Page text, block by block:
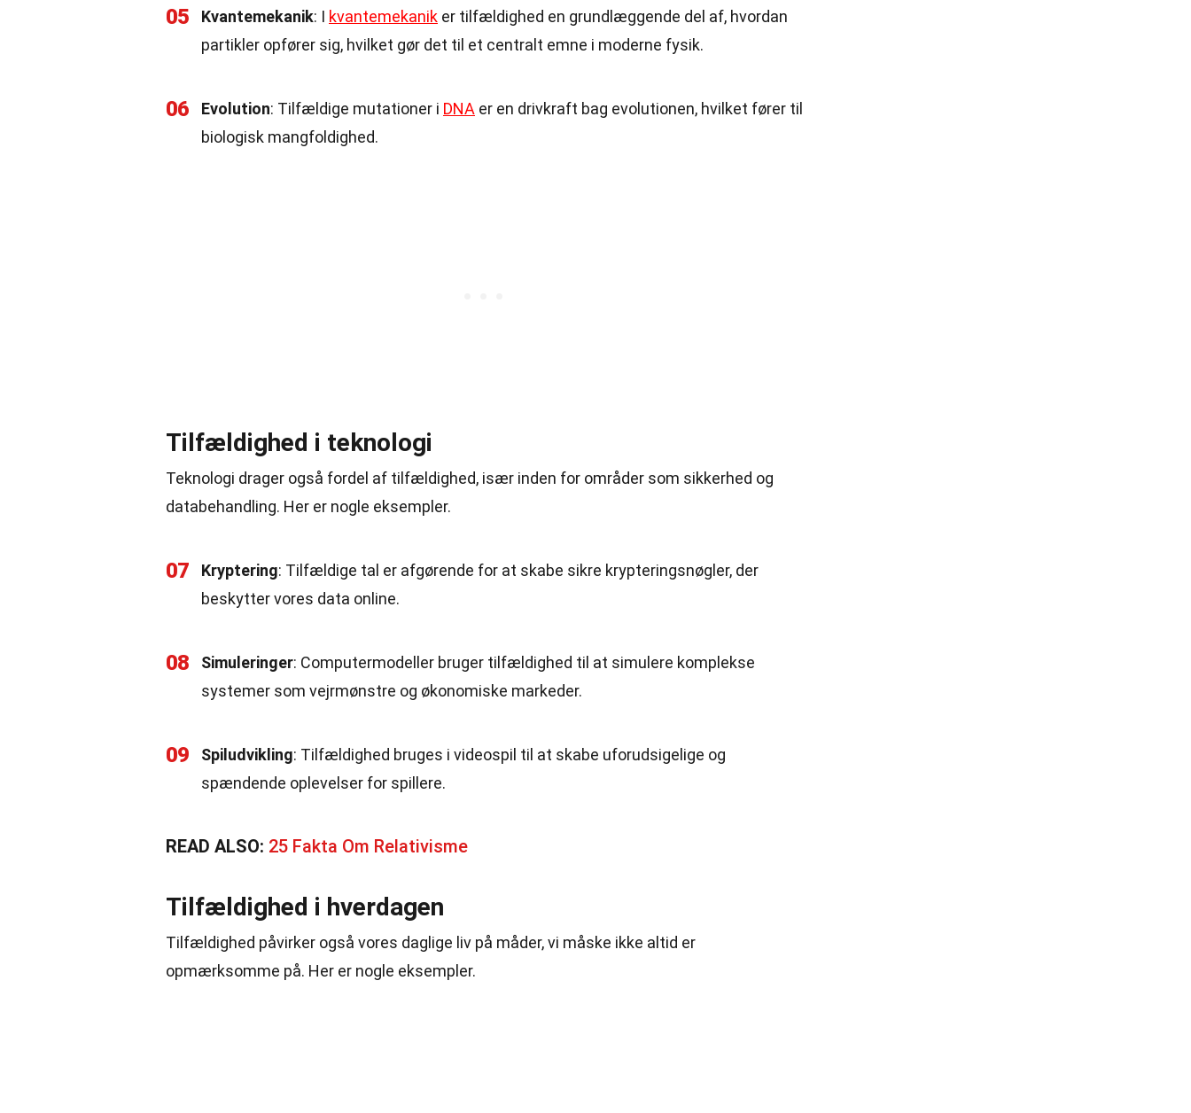
05 Kvantemekanik: I kvantemekanik er tilfældighed en grundlæggende del af, hvordan
partikler opfører sig, hvilket gør det til et centralt emne i moderne fysik.
06 Evolution: Tilfældige mutationer i DNA er en drivkraft bag evolutionen, hvilket fører til
biologisk mangfoldighed.
Tilfældighed i teknologi
Teknologi drager også fordel af tilfældighed, især inden for områder som sikkerhed og
databehandling. Her er nogle eksempler.
07 Kryptering: Tilfældige tal er afgørende for at skabe sikre krypteringsnøgler, der
beskytter vores data online.
08 Simuleringer: Computermodeller bruger tilfældighed til at simulere komplekse
systemer som vejrmønstre og økonomiske markeder.
09 Spiludvikling: Tilfældighed bruges i videospil til at skabe uforudsigelige og
spændende oplevelser for spillere.
READ ALSO: 25 Fakta Om Relativisme
Tilfældighed i hverdagen
Tilfældighed påvirker også vores daglige liv på måder, vi måske ikke altid er
opmærksomme på. Her er nogle eksempler.